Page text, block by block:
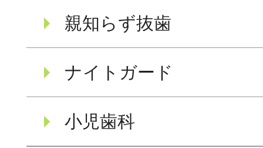
親知らず抜歯
ナイトガード
小児歯科